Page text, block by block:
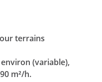
terrains
(variable),
m²/h.